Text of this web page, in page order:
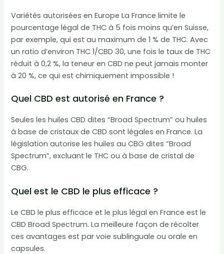
Variétés autorisées en Europe La France limite le
pourcentage légal de THC à 5 fois moins qu’en Suisse,
par exemple, qui est au maximum de 1 % de THC. Avec
un ratio d’environ THC 1/CBD 30, une fois le taux de THC
réduit à 0,2 %, la teneur en CBD ne peut jamais monter
à 20 %, ce qui est chimiquement impossible !
Quel CBD est autorisé en France ?
Seules les huiles CBD dites “Broad Spectrum” ou huiles
à base de cristaux de CBD sont légales en France. La
législation autorise les huiles au CBG dites “Broad
Spectrum”, excluant le THC ou à base de cristal de
CBG.
Quel est le CBD le plus efficace ?
Le CBD le plus efficace et le plus légal en France est le
CBD Broad Spectrum. La meilleure façon de récolter
ces avantages est par voie sublinguale ou orale en
capsules.